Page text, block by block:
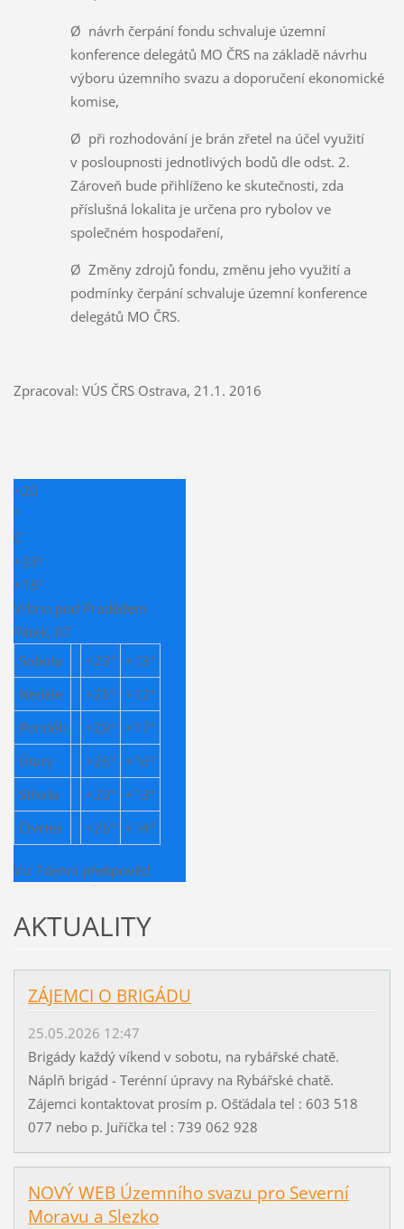
Ø návrh čerpání fondu schvaluje územní
konference delegátů MO ČRS na základě návrhu
výboru územního svazu a doporučení ekonomické
komise,
Ø při rozhodování je brán zřetel na účel využití
v posloupnosti jednotlivých bodů dle odst. 2.
Zároveň bude přihlíženo ke skutečnosti, zda
příslušná lokalita je určena pro rybolov ve
společném hospodaření,
Ø Změny zdrojů fondu, změnu jeho využití a
podmínky čerpání schvaluje územní konference
delegátů MO ČRS.
Zpracoval: VÚS ČRS Ostrava, 21.1. 2016
+20
°
C
+23°
+18°
Vrbno pod Pradědem
Pátek, 07
Sobota
+23° +13°
Neděle
+25° +12°
Pondělí
+29° +17°
Úterý
+26° +16°
Středa
+23° +13°
Čtvrtek
+26° +14°
Viz 7denní předpověď
AKTUALITY
ZÁJEMCI O BRIGÁDU
25.05.2026 12:47
Brigády každý víkend v sobotu, na rybářské chatě.
Náplň brigád - Terénní úpravy na Rybářské chatě.
Zájemci kontaktovat prosím p. Ošťádala tel : 603 518
077 nebo p. Juříčka tel : 739 062 928
NOVÝ WEB Územního svazu pro Severní
Moravu a Slezko